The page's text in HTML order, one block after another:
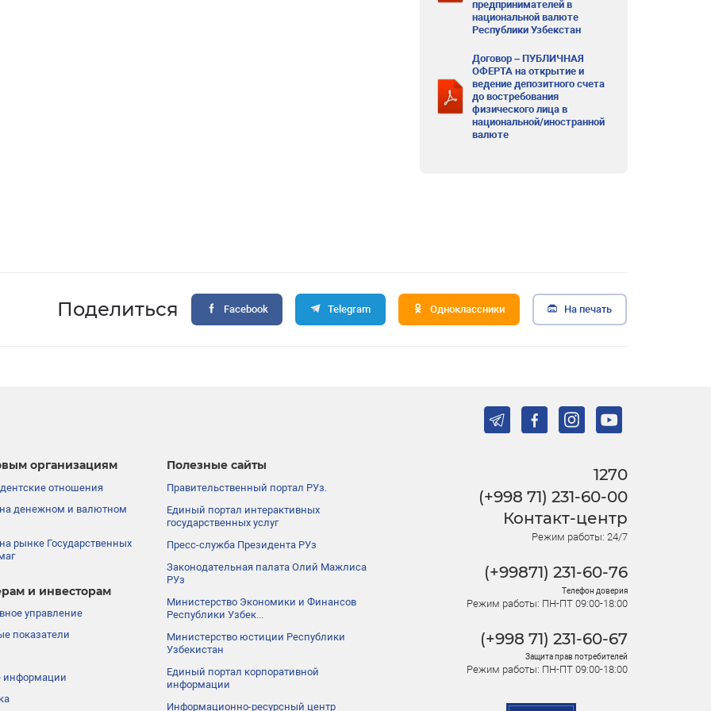
предпринимателей в
национальной валюте
Республики Узбекстан
Договор – ПУБЛИЧНАЯ
ОФЕРТА на открытие и
ведение депозитного счета
до востребования
физического лица в
национальной/иностранной
валюте
Поделиться Facebook Telegram Одноклассники На печать
организациям
отношения
денежном и валютном
рынке Государственных
и инвесторам
управление
показатели
информации
Полезные сайты
Правительственный портал РУз.
Единый портал интерактивных
государственных услуг
Пресс-служба Президента РУз
Законодательная палата Олий Мажлиса
РУз
Министерство Экономики и Финансов
Республики Узбек...
Министерство юстиции Республики
Узбекистан
Единый портал корпоративной
информации
Информационно-ресурсный центр
1270
(+998 71) 231-60-00
Контакт-центр
Режим работы: 24/7
(+99871) 231-60-76
Телефон доверия
Режим работы: ПН-ПТ 09:00-18:00
(+998 71) 231-60-67
Защита прав потребителей
Режим работы: ПН-ПТ 09:00-18:00